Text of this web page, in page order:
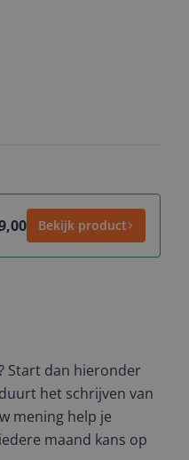
Bekijk product
Start dan hieronder
het schrijven van
mening help je
maand kans op